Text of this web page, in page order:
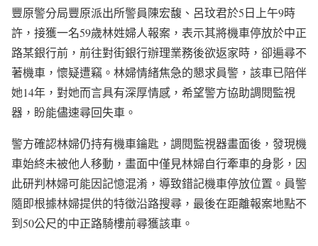
豐原警分局豐原派出所警員陳宏馥、呂玟君於5日上午9時
許，接獲一名59歲林姓婦人報案，表示其將機車停放於中正
路某銀行前，前往對街銀行辦理業務後欲返家時，卻遍尋不
著機車，懷疑遭竊。林婦情緒焦急的懇求員警，該車已陪伴
她14年，對她而言具有深厚情感，希望警方協助調閱監視
器，盼能儘速尋回失車。
警方確認林婦仍持有機車鑰匙，調閱監視器畫面後，發現機
車始終未被他人移動，畫面中僅見林婦自行牽車的身影，因
此研判林婦可能因記憶混淆，導致錯記機車停放位置。員警
隨即根據林婦提供的特徵沿路搜尋，最後在距離報案地點不
到50公尺的中正路騎樓前尋獲該車。